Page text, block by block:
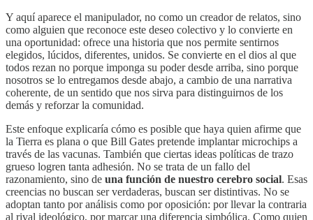
Y aquí aparece el manipulador, no como un creador de relatos, sino
como alguien que reconoce este deseo colectivo y lo convierte en
una oportunidad: ofrece una historia que nos permite sentirnos
elegidos, lúcidos, diferentes, unidos. Se convierte en el dios al que
todos rezan no porque imponga su poder desde arriba, sino porque
nosotros se lo entregamos desde abajo, a cambio de una narrativa
coherente, de un sentido que nos sirva para distinguirnos de los
demás y reforzar la comunidad.
Este enfoque explicaría cómo es posible que haya quien afirme que
la Tierra es plana o que Bill Gates pretende implantar microchips a
través de las vacunas. También que ciertas ideas políticas de trazo
grueso logren tanta adhesión. No se trata de un fallo del
razonamiento, sino de una función de nuestro cerebro social. Esas
creencias no buscan ser verdaderas, buscan ser distintivas. No se
adoptan tanto por análisis como por oposición: por llevar la contraria
al rival ideológico, por marcar una diferencia simbólica. Como quien